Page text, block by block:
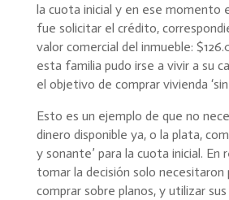
la cuota inicial y en ese momento
fue solicitar el crédito,
valor comercial del inmueble:
esta familia pudo irse a vivir a su
el objetivo de comprar vivienda ‘sin
Esto es un ejemplo de que no
dinero disponible ya, o la plata,
y sonante’ para la cuota inicial. En
tomar la decisión solo
comprar sobre planos, y utilizar